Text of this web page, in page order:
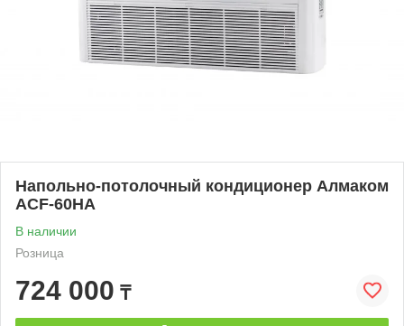
Напольно-потолочный кондиционер Алмаком
ACF-60HA
В наличии
Розница
724 000 ₸